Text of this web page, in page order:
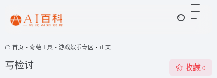
首页 • 奇葩工具 • 游戏娱乐专区 • 正文
写检讨 收藏 0